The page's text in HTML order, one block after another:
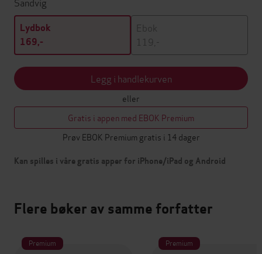
Lydbok
169,-
Ebok
119,-
Legg i handlekurven
eller
Gratis i appen med EBOK Premium
Prøv EBOK Premium gratis i 14 dager
Kan spilles i våre gratis apper for iPhone/iPad og Android
Flere bøker av samme forfatter
Premium Premium